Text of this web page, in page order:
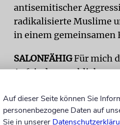
antisemitischer
radikalisierte Muslime
in einem gemeinsamen
SALONFÄHIGFür mich
Anfeindungen blieben
Elite. Doch unsere
Stich. Waren wir für sie
Auf dieser Seite können Sie
personenbezogene Daten auf
Sie in unserer